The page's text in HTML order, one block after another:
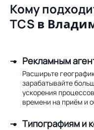
Кому
TCS в
Рекламным
Расширьте
зарабатывайте
ускорения
времени на приём и
Типографиям и